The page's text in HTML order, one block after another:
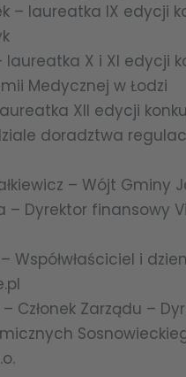
– laureatka IX edycji
X i XI edycji
Medycznej w Łodzi
XII edycji
doradztwa
– Wójt Gminy
– Dyrektor finansowy
Współwłaściciel i
Członek Zarządu –